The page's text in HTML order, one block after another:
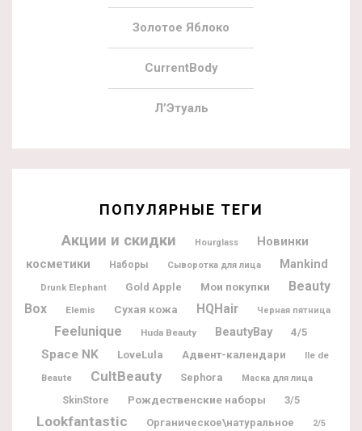
Золотое Яблоко
CurrentBody
Л’Этуаль
ПОПУЛЯРНЫЕ ТЕГИ
Акции и скидки Hourglass
Новинки
косметики
Наборы Сыворотка для лица Mankind
Drunk Elephant Gold Apple Мои покупки
Beauty
Box
Elemis Сухая кожа HQHair Черная пятница
Feelunique Huda Beauty BeautyBay 4/5
Space NK LoveLula Адвент-календари
Ile de
Beaute
CultBeauty Sephora Маска для лица
SkinStore Рождественские наборы 3/5
Lookfantastic Органическое\натуральное 2/5